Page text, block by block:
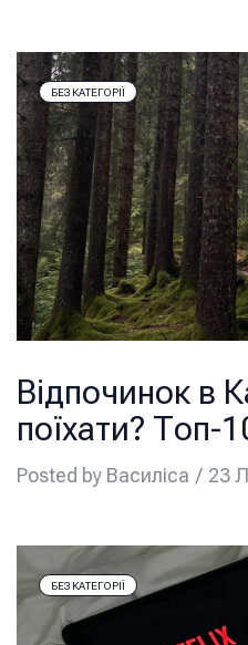
БЕЗ КАТЕГОРІЇ
Відпочинок в
поїхати? Топ-
Posted by Василіса 23
БЕЗ КАТЕГОРІЇ